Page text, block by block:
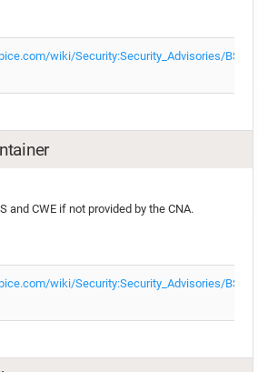
wiki/Security:Security_Advisories/BSSA-
and CWE if not provided by the CNA.
wiki/Security:Security_Advisories/BSSA-